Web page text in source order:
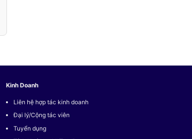
Kinh Doanh
Liên hệ hợp tác kinh doanh
Đại lý/Cộng tác viên
Tuyển dụng